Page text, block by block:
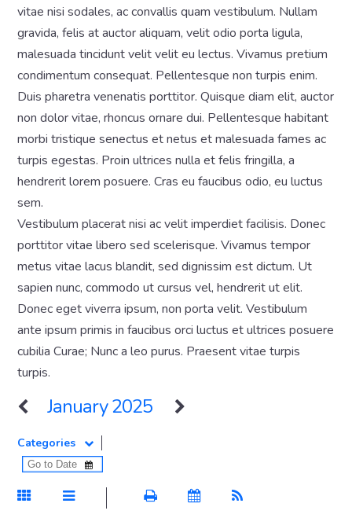
vitae nisi sodales, ac convallis quam vestibulum. Nullam
gravida, felis at auctor aliquam, velit odio porta ligula,
malesuada tincidunt velit velit eu lectus. Vivamus pretium
condimentum consequat. Pellentesque non turpis enim.
Duis pharetra venenatis porttitor. Quisque diam elit, auctor
non dolor vitae, rhoncus ornare dui. Pellentesque habitant
morbi tristique senectus et netus et malesuada fames ac
turpis egestas. Proin ultrices nulla et felis fringilla, a
hendrerit lorem posuere. Cras eu faucibus odio, eu luctus
sem.
Vestibulum placerat nisi ac velit imperdiet facilisis. Donec
porttitor vitae libero sed scelerisque. Vivamus tempor
metus vitae lacus blandit, sed dignissim est dictum. Ut
sapien nunc, commodo ut cursus vel, hendrerit ut elit.
Donec eget viverra ipsum, non porta velit. Vestibulum
ante ipsum primis in faucibus orci luctus et ultrices posuere
cubilia Curae; Nunc a leo purus. Praesent vitae turpis
turpis.
January 2025
Categories